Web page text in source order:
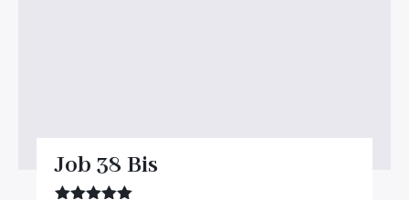
Job 38 Bis